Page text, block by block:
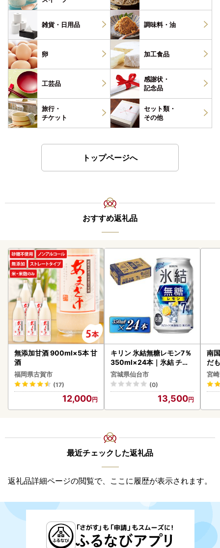
雑貨・ 日用品 調味料・ 油
卵 加工食品
工芸品
感謝状・
記念品
旅行・
チケット
セット類・
その他
トップページへ
おすすめ返礼品
無添加甘酒 900ml×5本 甘
酒
福岡県古賀市
(17)
12,000
キリン 氷結無糖レモン7％
350ml×24本｜氷結 チュ
ーハイ 仙台市
宮城県仙台市
(0)
13,500
南
だ
ス
宮
最近チェックした返礼品
返礼品詳細ページの閲覧で、ここに履歴が表示されます。